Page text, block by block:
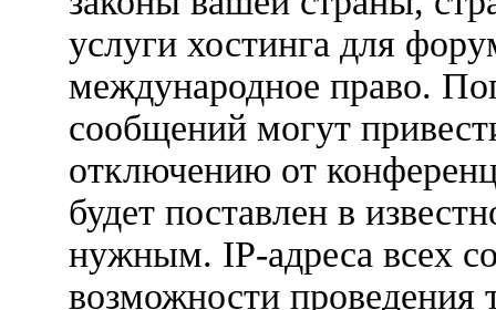
услуги хостинга для
международное право.
сообщений могут
отключению от
будет поставлен в
нужным. IP-адреса всех
возможности